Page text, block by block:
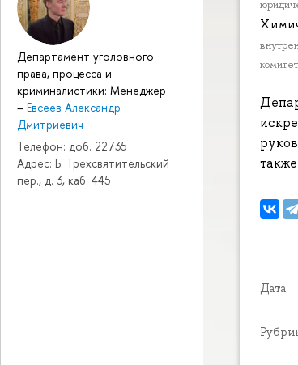
Департамент уголовного
права, процесса и
криминалистики: Менеджер
– Евсеев Александр
Дмитриевич
Телефон: доб. 22735
Адрес: Б. Трехсвятительский
пер., д. 3, каб. 445
Дата